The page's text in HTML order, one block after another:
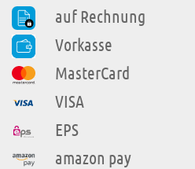
auf Rechnung
Vorkasse
MasterCard
VISA
EPS
amazon pay